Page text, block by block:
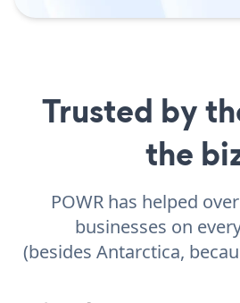
Trusted by
the
POWR has helped
businesses on
(besides Antarctica,